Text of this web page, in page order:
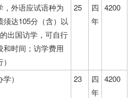
，外语应试语种为
达105分（含）以
出国访学，可自行
和时间；访学费用
25
四
年
4200
） 23
四
年
4200